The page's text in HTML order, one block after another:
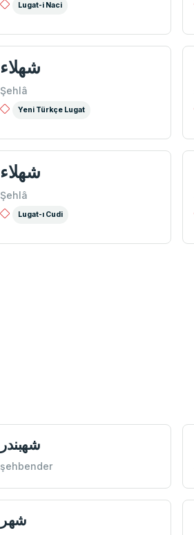
Lugat-i Naci
شهلاء
Şehlâ
Yeni Türkçe Lugat
شهلاء
Şehlâ
Lugat-ı Cudi
شهبندر
şehbender
شهر